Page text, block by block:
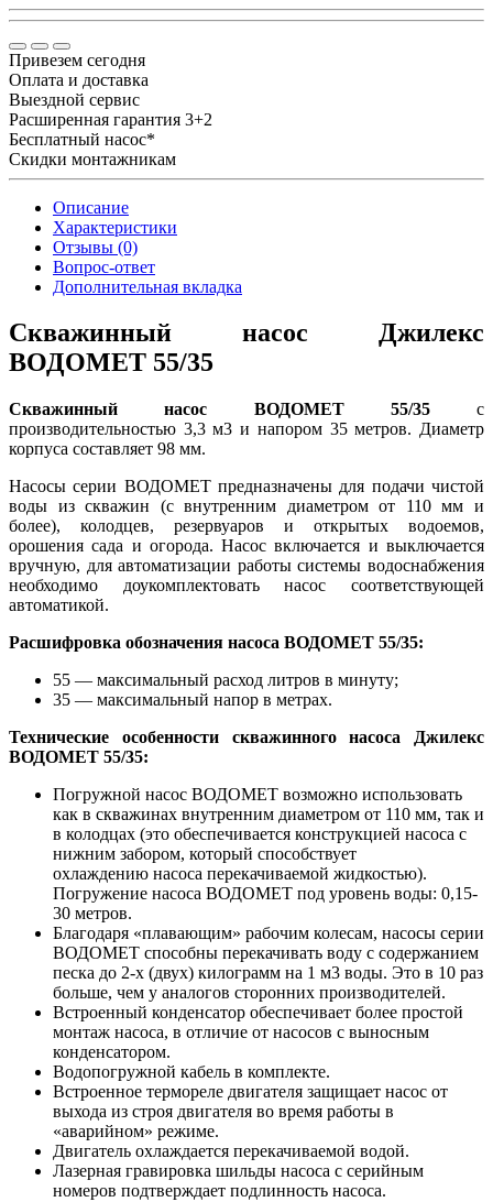
Привезем сегодня
Оплата и доставка
Выездной сервис
Расширенная гарантия 3+2
Бесплатный насос*
Скидки монтажникам
Описание
Характеристики
Отзывы (0)
Вопрос-ответ
Дополнительная вкладка
Скважинный насос Джилекс
ВОДОМЕТ 55/35
Скважинный насос ВОДОМЕТ 55/35с
производительностью 3,3 м3 и напором 35 метров. Диаметр
корпуса составляет 98 мм.
Насосы серии ВОДОМЕТ предназначены для подачи чистой
воды из скважин (с внутренним диаметром от 110 мм и
более), колодцев, резервуаров и открытых водоемов,
орошения сада и огорода. Насос включается и выключается
вручную, для автоматизации работы системы водоснабжения
необходимо доукомплектовать насос соответствующей
автоматикой.
Расшифровка обозначения насоса ВОДОМЕТ 55/35:
55 — максимальный расход литров в минуту;
35 — максимальный напор в метрах.
Технические особенности скважинного насоса Джилекс
ВОДОМЕТ 55/35:
Погружной насос ВОДОМЕТ возможно использовать
как в скважинах внутренним диаметром от 110 мм, так и
в колодцах (это обеспечивается конструкцией насоса с
нижним забором, который способствует
охлаждению насоса перекачиваемой жидкостью).
Погружение насоса ВОДОМЕТ под уровень воды: 0,15-
30 метров.
Благодаря «плавающим» рабочим колесам, насосы серии
ВОДОМЕТ способны перекачивать воду с содержанием
песка до 2-х (двух) килограмм на 1 м3 воды. Это в 10 раз
больше, чем у аналогов сторонних производителей.
Встроенный конденсатор обеспечивает более простой
монтаж насоса, в отличие от насосов с выносным
конденсатором.
Водопогружной кабель в комплекте.
Встроенное термореле двигателя защищает насос от
выхода из строя двигателя во время работы в
«аварийном» режиме.
Двигатель охлаждается перекачиваемой водой.
Лазерная гравировка шильды насоса с серийным
номеров подтверждает подлинность насоса.